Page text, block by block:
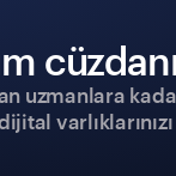
uzmanlara